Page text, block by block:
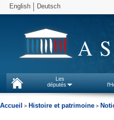
English Deutsch
Les
députés
Accueil > Histoire et patrimoine >